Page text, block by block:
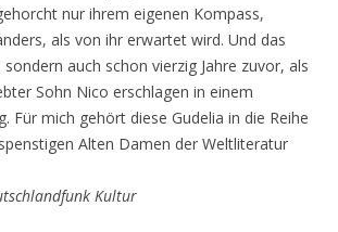
nur ihrem eigenen Kompass,
als von ihr erwartet wird. Und das
auch schon vierzig Jahre zuvor, als
Sohn Nico erschlagen in einem
Für mich gehört diese Gudelia in die Reihe
Alten Damen der Weltliteratur
Kultur